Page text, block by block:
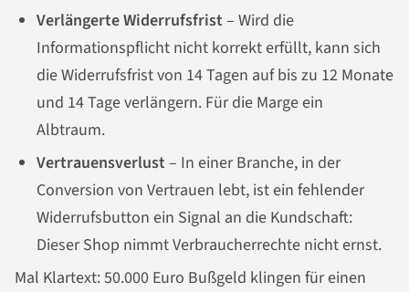
Verlängerte Widerrufsfrist – Wird die
Informationspflicht nicht korrekt erfüllt, kann sich
die Widerrufsfrist von 14 Tagen auf bis zu 12 Monate
und 14 Tage verlängern. Für die Marge ein
Albtraum.
Vertrauensverlust – In einer Branche, in der
Conversion von Vertrauen lebt, ist ein fehlender
Widerrufsbutton ein Signal an die Kundschaft:
Dieser Shop nimmt Verbraucherrechte nicht ernst.
Mal Klartext: 50.000 Euro Bußgeld klingen für einen